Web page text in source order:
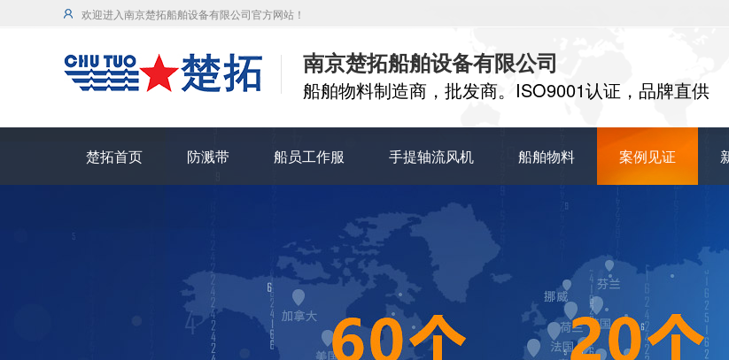
欢迎进入南京楚拓船舶设备有限公司官方网站！
南京楚拓船舶设备有限公司
船舶物料制造商，批发商。ISO9001认证，品牌直供
楚拓首页 防溅带 船员工作服 手提轴流风机 船舶物料 案例见证